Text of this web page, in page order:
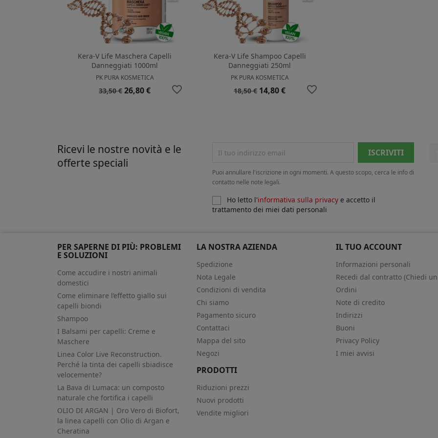
Kera-V Life Maschera Capelli
Danneggiati 1000ml
PK PURA KOSMETICA
Prezzo
33,50 € Prezzo
26,80 € favorite_border
Kera-V Life Shampoo Capelli
Danneggiati 250ml
PK PURA KOSMETICA
Prezzo
18,50 € Prezzo
14,80 € favorite_border
Ricevi le nostre novità e le
offerte speciali
Puoi annullare l'iscrizione in ogni momenti. A questo scopo, cerca le info di
contatto nelle note legali.
Ho letto l'informativa sulla privacye accetto il
trattamento dei miei dati personali
PER SAPERNE DI PIÙ: PROBLEMI
E SOLUZIONI
Come accudire i nostri animali
domestici
Come eliminare l’effetto giallo sui
capelli biondi
Shampoo
I Balsami per capelli: Creme e
Maschere
Linea Color Live Reconstruction.
Perché la tinta dei capelli sbiadisce
velocemente?
La Bava di Lumaca: un composto
naturale che fortifica i capelli
OLIO DI ARGAN | Oro Vero di Biofort,
la linea capelli con Olio di Argan e
Cheratina
LA NOSTRA AZIENDA
Spedizione
Nota Legale
Condizioni di vendita
Chi siamo
Pagamento sicuro
Contattaci
Mappa del sito
Negozi
PRODOTTI
Riduzioni prezzi
Nuovi prodotti
Vendite migliori
IL TUO ACCOUNT
Informazioni personali
Recedi dal contratto (Chiedi
Ordini
Note di credito
Indirizzi
Buoni
Privacy Policy
I miei avvisi